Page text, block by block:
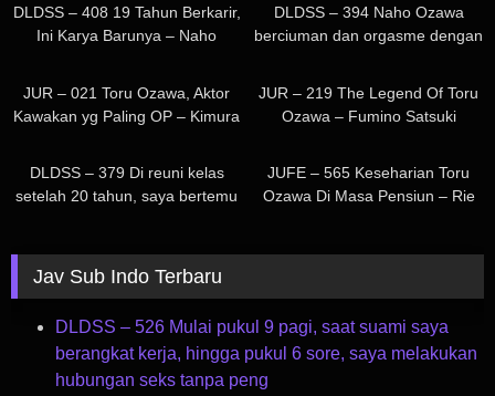
DLDSS – 408 19 Tahun Berkarir,
Ini Karya Barunya – Naho
DLDSS – 394 Naho Ozawa
berciuman dan orgasme dengan
frustrasinya mereda.
JUR – 021 Toru Ozawa, Aktor
Kawakan yg Paling OP – Kimura
JUR – 219 The Legend Of Toru
Ozawa – Fumino Satsuki
DLDSS – 379 Di reuni kelas
setelah 20 tahun, saya bertemu
tetapi memiliki kecocokan fisik
yang luar biasa dengan saya…
JUFE – 565 Keseharian Toru
Ozawa Di Masa Pensiun – Rie
Jav Sub Indo Terbaru
DLDSS – 526 Mulai pukul 9 pagi, saat suami saya
berangkat kerja, hingga pukul 6 sore, saya melakukan
hubungan seks tanpa peng